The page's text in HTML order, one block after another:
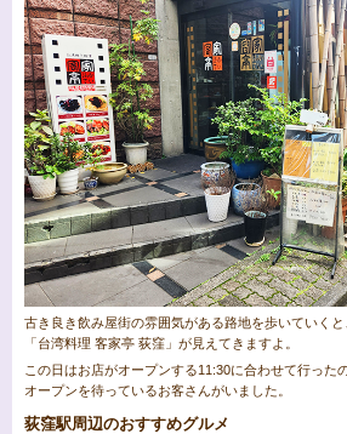
古き良き飲み屋街の雰囲気がある路地を歩いていく
「台湾料理 客家亭 荻窪」が見えてきますよ。
この日はお店がオープンする11:30に合わせて行った
オープンを待っているお客さんがいました。
荻窪駅周辺のおすすめグルメ